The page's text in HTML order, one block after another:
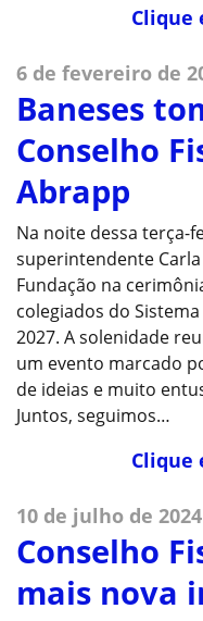
Clique
6 de fevereiro de
Baneses
Conselho
Abrapp
Na noite dessa terça-
superintendente
Fundação na
colegiados do
2027. A solenidade
um evento marcado
de ideias e muito
Juntos, seguimos…
Clique
10 de julho de 2024
Conselho
mais nova